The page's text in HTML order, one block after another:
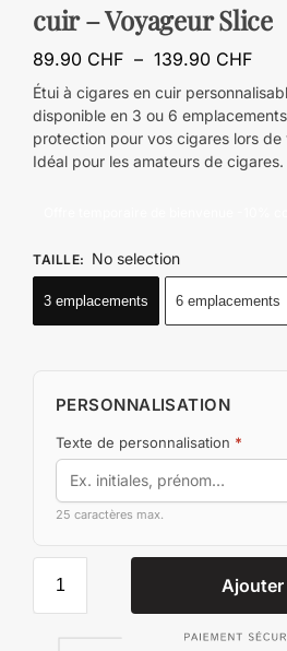
cuir – Voyageur Slice
89.90 CHF – 139.90 CHF
Étui à cigares en cuir
disponible en 3 ou 6
protection pour vos cigares lors de
Idéal pour les amateurs de cigares.
TAILLE: No selection
3 emplacements 6 emplacements
PERSONNALISATION
Texte de personnalisation *
25 caractères max.
Ajouter